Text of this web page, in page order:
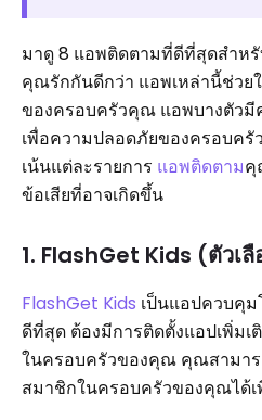
มาดู 8 แอพติดตามที่ดีที่สุดสำห
คุณรักกันดีกว่า แอพเหล่านี้ช่วย
ของครอบครัวคุณ แอพบางตัวมี
เพื่อความปลอดภัยของครอบค
เน้นแต่ละรายการ แอพติดตามคุ
ข้อเสียที่อาจเกิดขึ้น
1. FlashGet Kids (ตัวเ
FlashGet Kids เป็นแอปควบคุ
ดีที่สุด ต้องมีการติดตั้งแอปเพิ่ม
ในครอบครัวของคุณ คุณสามา
สมาชิกในครอบครัวของคุณได้